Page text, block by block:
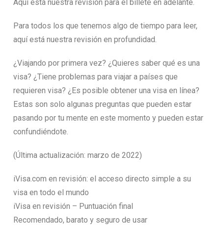
Aquí está nuestra revisión para el billete en adelante.
Para todos los que tenemos algo de tiempo para leer,
aquí está nuestra revisión en profundidad.
¿Viajando por primera vez? ¿Quieres saber qué es una
visa? ¿Tiene problemas para viajar a países que
requieren visa? ¿Es posible obtener una visa en línea?
Estas son solo algunas preguntas que pueden estar
pasando por tu mente en este momento y pueden estar
confundiéndote.
(Última actualización: marzo de 2022)
iVisa.com en revisión: el acceso directo simple a su
visa en todo el mundo
iVisa en revisión – Puntuación final
Recomendado, barato y seguro de usar